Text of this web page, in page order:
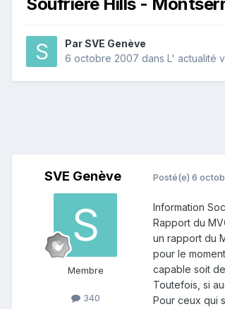
ParSVE Genève
6 octobre 2007 dans L' actualité
SVE Genève
Membre
340
Posté(e) 6
Information
Rapport du
un rapport du
pour le
capable soit
Toutefois, si
Pour ceux qui